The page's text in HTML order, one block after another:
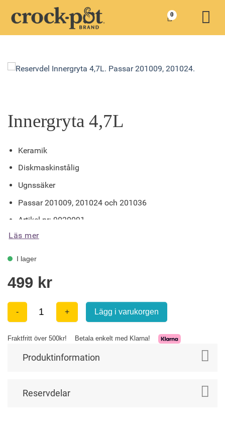
0
Innergryta 4,7L
Keramik
Diskmaskinstålig
Ugnssäker
Passar 201009, 201024 och 201036
Artikel nr: 9020091
Läs mer
Produktinformation
Reservdelar